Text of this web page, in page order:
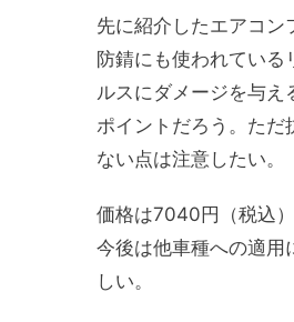
先に紹介したエアコ
防錆にも使われてい
ルスにダメージを与
ポイントだろう。ただ
ない点は注意したい。
価格は7040円（税込
今後は他車種への適用
しい。